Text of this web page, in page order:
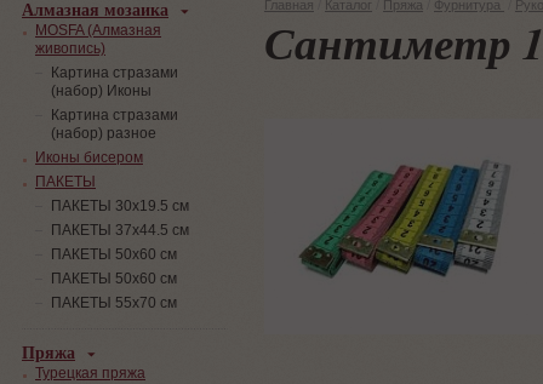
Главная Каталог Пряжа Фурнитура
Сантиметр
Алмазная мозаика
MOSFA (Алмазная
живопись)
Картина стразами
(набор) Иконы
Картина стразами
(набор) разное
Иконы бисером
ПАКЕТЫ
ПАКЕТЫ 30х19.5 см
ПАКЕТЫ 37х44.5 см
ПАКЕТЫ 50х60 см
ПАКЕТЫ 50х60 см
ПАКЕТЫ 55х70 см
Пряжа
Турецкая пряжа